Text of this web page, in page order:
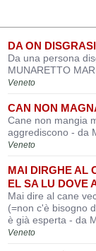
DA ON
Da una persona
MUNARETTO
Veneto
CAN NON
Cane non mangia
aggrediscono - da
Veneto
MAI DIRGHE AL
EL SA LU DOVE
Mai dire al cane
(=non c'è bisogno
è già esperta - da
Veneto